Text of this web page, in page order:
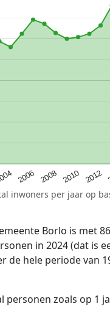
2006 2008 2010 2012
inwoners per jaar op
Borlo is met
in 2024 (dat is
de hele periode van
personen zoals op 1